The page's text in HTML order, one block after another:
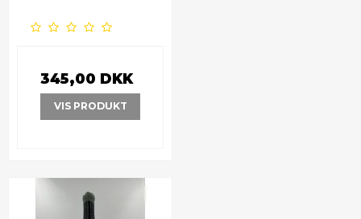
345,00 DKK
VIS PRODUKT